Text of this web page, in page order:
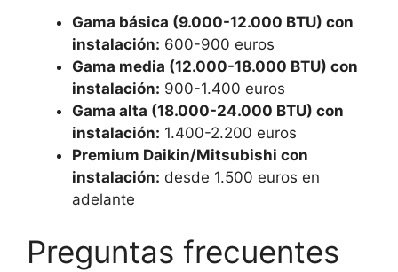
Gama básica (9.000-12.000 BTU) con
instalación: 600-900 euros
Gama media (12.000-18.000 BTU) con
instalación: 900-1.400 euros
Gama alta (18.000-24.000 BTU) con
instalación: 1.400-2.200 euros
Premium Daikin/Mitsubishi con
instalación: desde 1.500 euros en
adelante
Preguntas frecuentes